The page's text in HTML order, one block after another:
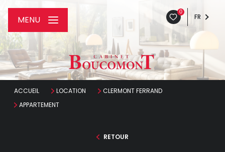
0
FR
MENU
ACCUEIL LOCATION
CLERMONT FERRAND
APPARTEMENT
RETOUR